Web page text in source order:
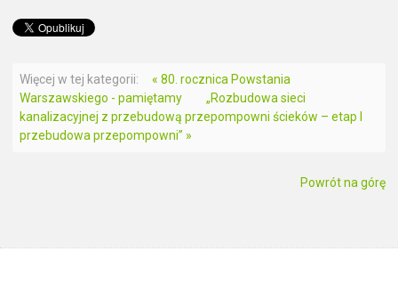
Więcej w tej kategorii:
« 80. rocznica Powstania
Warszawskiego - pamiętamy
„Rozbudowa sieci
kanalizacyjnej z przebudową przepompowni ścieków – etap I
przebudowa przepompowni” »
Powrót na górę